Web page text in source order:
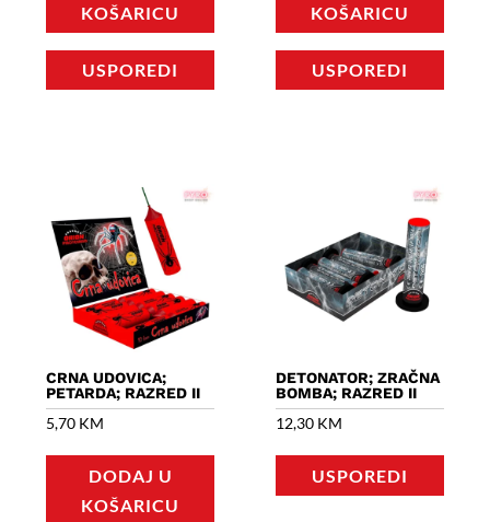
KOŠARICU
USPOREDI
KOŠARICU
USPOREDI
CRNA UDOVICA;
PETARDA; RAZRED II
5,70 KM
DODAJ U
KOŠARICU
DETONATOR; ZRAČNA
BOMBA; RAZRED II
12,30 KM
USPOREDI